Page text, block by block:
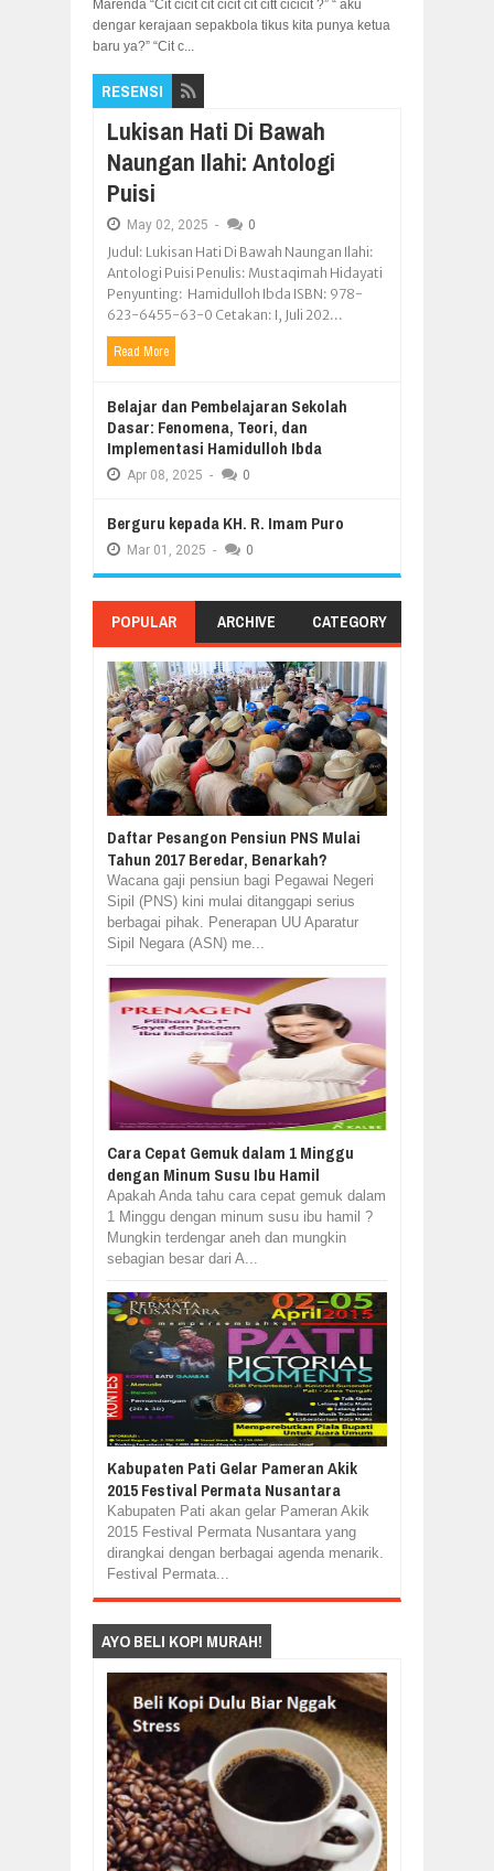
Marenda “Cit cicit cit cicit cit citt cicicit ?” “ aku
dengar kerajaan sepakbola tikus kita punya ketua
baru ya?” “Cit c...
RESENSI
Lukisan Hati Di Bawah
Naungan Ilahi: Antologi
Puisi
May 02, 2025 - 0
Judul: Lukisan Hati Di Bawah Naungan Ilahi:
Antologi Puisi Penulis: Mustaqimah Hidayati
Penyunting: Hamidulloh Ibda ISBN: 978-
623-6455-63-0 Cetakan: I, Juli 202...
Read More
Belajar dan Pembelajaran Sekolah
Dasar: Fenomena, Teori, dan
Implementasi Hamidulloh Ibda
Apr 08, 2025 - 0
Berguru kepada KH. R. Imam Puro
Mar 01, 2025 - 0
POPULAR ARCHIVE CATEGORY
Daftar Pesangon Pensiun PNS Mulai
Tahun 2017 Beredar, Benarkah?
Wacana gaji pensiun bagi Pegawai Negeri
Sipil (PNS) kini mulai ditanggapi serius
berbagai pihak. Penerapan UU Aparatur
Sipil Negara (ASN) me...
Cara Cepat Gemuk dalam 1 Minggu
dengan Minum Susu Ibu Hamil
Apakah Anda tahu cara cepat gemuk dalam
1 Minggu dengan minum susu ibu hamil ?
Mungkin terdengar aneh dan mungkin
sebagian besar dari A...
Kabupaten Pati Gelar Pameran Akik
2015 Festival Permata Nusantara
Kabupaten Pati akan gelar Pameran Akik
2015 Festival Permata Nusantara yang
dirangkai dengan berbagai agenda menarik.
Festival Permata...
AYO BELI KOPI MURAH!